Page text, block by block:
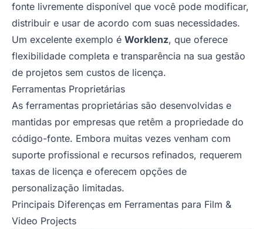
fonte livremente disponível que você pode modificar,
distribuir e usar de acordo com suas necessidades.
Um excelente exemplo é Worklenz, que oferece
flexibilidade completa e transparência na sua gestão
de projetos sem custos de licença.
Ferramentas Proprietárias
As ferramentas proprietárias são desenvolvidas e
mantidas por empresas que retêm a propriedade do
código-fonte. Embora muitas vezes venham com
suporte profissional e recursos refinados, requerem
taxas de licença e oferecem opções de
personalização limitadas.
Principais Diferenças em Ferramentas para Film &
Video Projects